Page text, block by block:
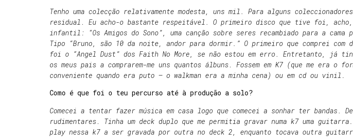
Tenho uma colecção relativamente modesta, uns mil. Para alguns
residual. Eu acho-o bastante respeitável. O primeiro disco que tive foi, acho,
infantil: “Os Amigos do Sono”, uma canção sobre seres recambiado para a cama
Tipo “Bruno, são 10 da noite, andor para dormir.” O primeiro que comprei com
foi o “Angel Dust” dos Faith No More, se não estou em erro. Entretanto, já
os meus pais a comprarem-me uns quantos álbuns. Fossem em K7 (que me era o
conveniente quando era puto – o walkman era a minha cena) ou em cd ou vinil.
Como é que foi o teu percurso até à produção a solo?
Comecei a tentar fazer música em casa logo que comecei a sonhar ter bandas.
rudimentares. Tinha um deck duplo que me permitia gravar numa k7 uma
play nessa k7 a ser gravada por outra no deck 2, enquanto tocava outra